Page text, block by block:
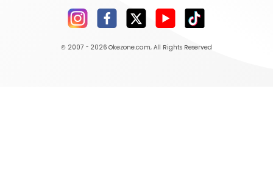
© 2007 - 2026 Okezone.com, All Rights Reserved